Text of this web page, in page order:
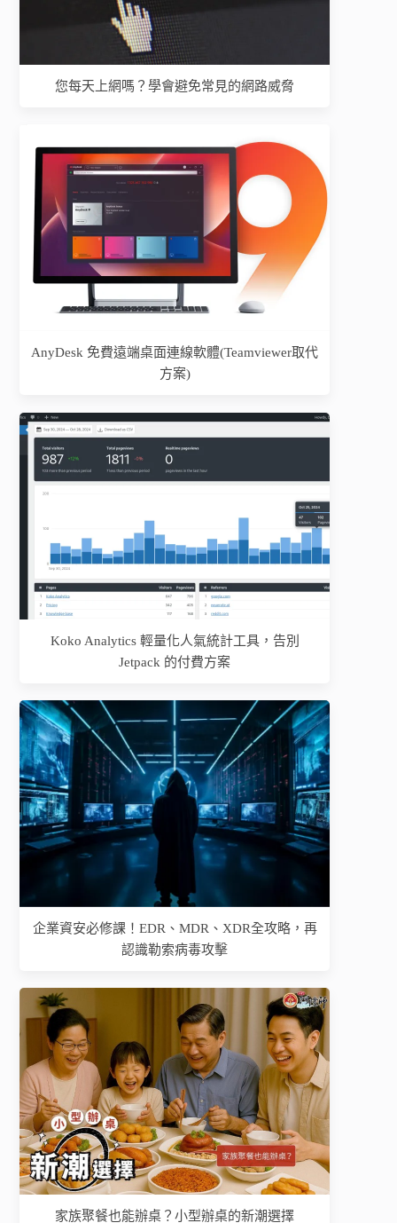
您每天上網嗎？學會避免常見的網路威脅
AnyDesk 免費遠端桌面連線軟體(Teamviewer取代
方案)
Koko Analytics 輕量化人氣統計工具，告別
Jetpack 的付費方案
企業資安必修課！EDR、MDR、XDR全攻略，再
認識勒索病毒攻擊
家族聚餐也能辦桌？小型辦桌的新潮選擇